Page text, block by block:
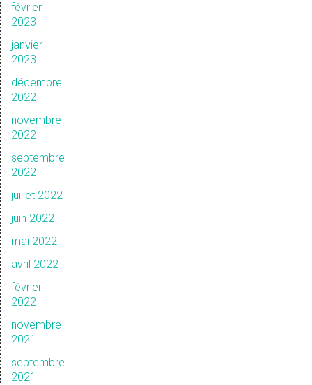
février
2023
janvier
2023
décembre
2022
novembre
2022
septembre
2022
juillet 2022
juin 2022
mai 2022
avril 2022
février
2022
novembre
2021
septembre
2021